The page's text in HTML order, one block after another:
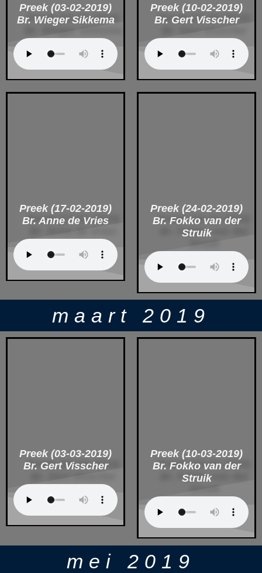
Preek (03-02-2019)
Br. Wieger Sikkema
Preek (10-02-2019)
Br. Gert Visscher
Preek (17-02-2019)
Br. Anne de Vries
Preek (24-02-2019)
Br. Fokko van der
Struik
maart 2019
Preek (03-03-2019)
Br. Gert Visscher
Preek (10-03-2019)
Br. Fokko van der
Struik
mei 2019